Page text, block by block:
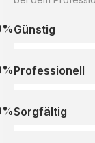
Günstig
Professionell
Sorgfältig